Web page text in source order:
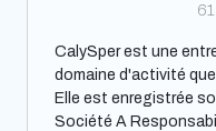
CalySper est une
domaine d'activité
Elle est enregistrée
Société A